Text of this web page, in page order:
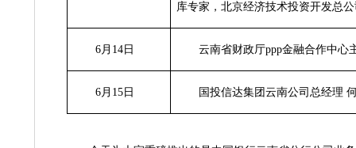
库专家，北京经济技术投资开发总
6月14日 云南省财政厅ppp金融合作中心
6月15日 国投信达集团云南公司总经理